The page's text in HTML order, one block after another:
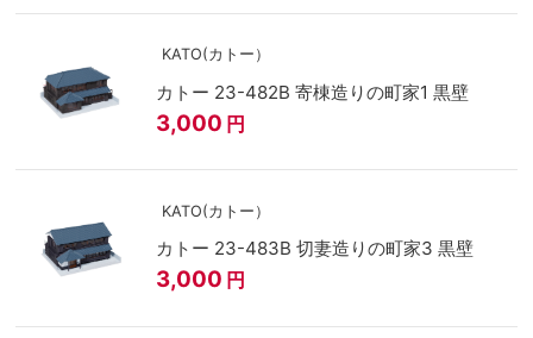
KATO(カトー）
カトー 23-482B 寄棟造りの町家1 黒壁
3,000 円
KATO(カトー）
カトー 23-483B 切妻造りの町家3 黒壁
3,000 円